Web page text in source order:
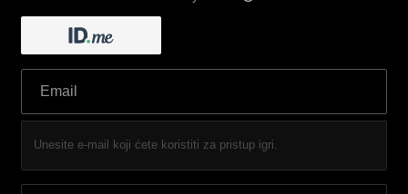
Unesite e-mail koji ćete koristiti za pristup igri.